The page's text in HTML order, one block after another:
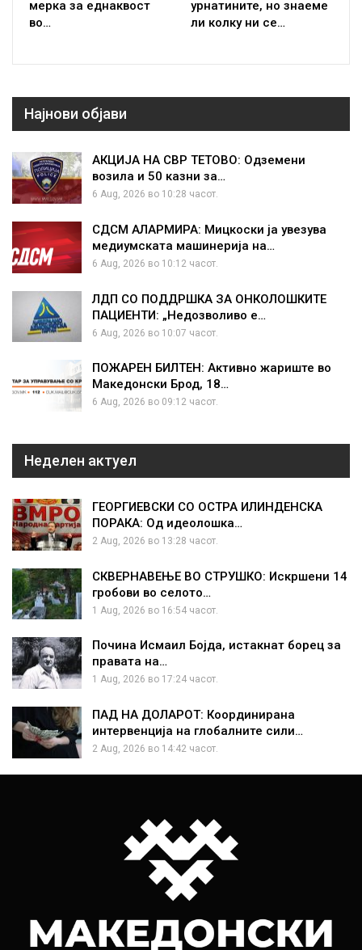
мерка за еднаквост
во…
урнатините, но знаеме
ли колку ни се…
Најнови објави
АКЦИЈА НА СВР ТЕТОВО: Одземени
возила и 50 казни за…
6 Aug, 2026 во 10:28 часот.
СДСМ АЛАРМИРА: Мицкоски ја увезува
медиумската машинерија на…
6 Aug, 2026 во 10:12 часот.
ЛДП СО ПОДДРШКА ЗА ОНКОЛОШКИТЕ
ПАЦИЕНТИ: „Недозволиво е…
6 Aug, 2026 во 10:07 часот.
ПОЖАРЕН БИЛТЕН: Активно жариште во
Македонски Брод, 18…
6 Aug, 2026 во 09:12 часот.
Неделен актуел
ГЕОРГИЕВСКИ СО ОСТРА ИЛИНДЕНСКА
ПОРАКА: Од идеолошка…
2 Aug, 2026 во 13:28 часот.
СКВЕРНАВЕЊЕ ВО СТРУШКО: Искршени 14
гробови во селото…
1 Aug, 2026 во 16:54 часот.
Почина Исмаил Бојда, истакнат борец за
правата на…
1 Aug, 2026 во 17:24 часот.
ПАД НА ДОЛАРОТ: Координирана
интервенција на глобалните сили…
2 Aug, 2026 во 14:42 часот.